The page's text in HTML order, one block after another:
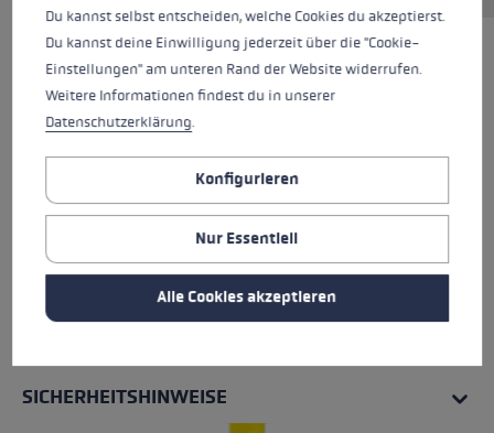
SICHERHEITSHINWEISE
Du kannst selbst entscheiden, welche Cookies du akzeptierst.
Du kannst deine Einwilligung jederzeit über die "Cookie-
Einstellungen" am unteren Rand der Website widerrufen.
Weitere Informationen findest du in unserer
Datenschutzerklärung.
Konfigurieren
Nur Essentiell
Alle Cookies akzeptieren